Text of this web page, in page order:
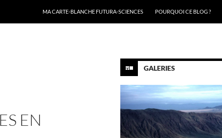
MA CARTE-BLANCHE FUTURA-SCIENCES
POURQUOI CE BLOG ?
EN
GALERIES